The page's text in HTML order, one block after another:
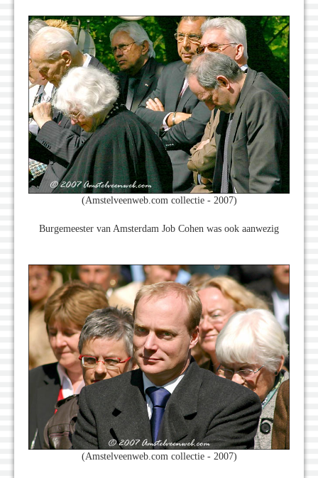
(Amstelveenweb.com collectie - 2007)
Burgemeester van Amsterdam Job Cohen was ook aanwezig
(Amstelveenweb.com collectie - 2007)